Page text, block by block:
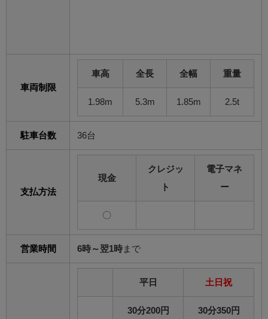
車両制限
車高 全長 全幅 重量
1.98m 5.3m 1.85m 2.5t
駐車台数 36台
支払方法
現金
クレジッ
ト
電子マネ
ー
〇
営業時間 6時～翌1時 まで
平日 土日祝
30分200円 30分350円